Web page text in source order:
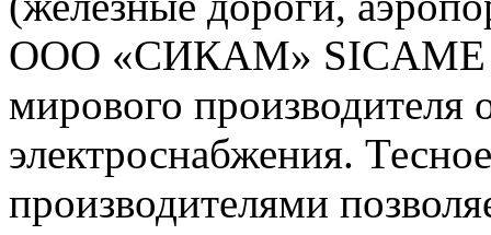
ООО «СИКАМ» SICAME
мирового производителя
электроснабжения.
производителями